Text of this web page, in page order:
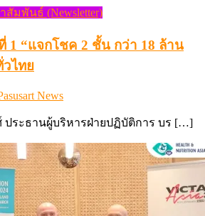
สัมพันธ์ (Newsletter)
1 “แจกโชค 2 ชั้น กว่า 18 ล้าน
วไทย
News
ประธานผู้บริหารฝ่ายปฏิบัติการ บร […]